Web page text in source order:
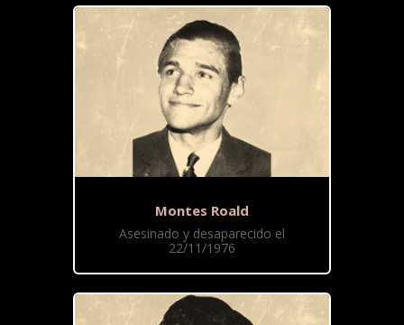
Montes Roald
Asesinado y desaparecido el
22/11/1976